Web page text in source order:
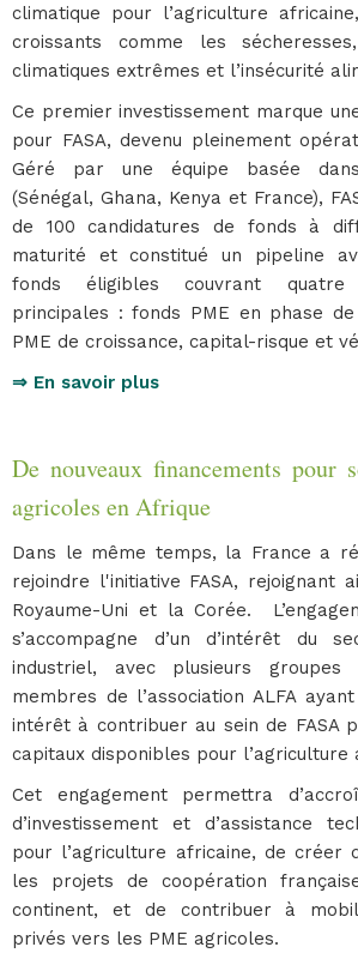
climatique pour l’agriculture
croissants comme les
climatiques extrêmes et l’insécurité
Ce premier investissement marque
pour FASA, devenu pleinement
Géré par une équipe basée
(Sénégal, Ghana, Kenya et France),
de 100 candidatures de fonds à
maturité et constitué un pipeline
fonds éligibles couvrant quatre
principales : fonds PME en phase
PME de croissance, capital-risque et
⇒ En savoir plus
De nouveaux financements pour
agricoles en Afrique
Dans le même temps, la France a
rejoindre l'initiative FASA, rejoignant
Royaume-Uni et la Corée.
s’accompagne d’un d’intérêt du
industriel, avec plusieurs
membres de l’association ALFA
intérêt à contribuer au sein de FASA
capitaux disponibles pour l’agriculture
Cet engagement permettra
d’investissement et d’assistance
pour l’agriculture africaine, de créer
les projets de coopération
continent, et de contribuer à
privés vers les PME agricoles.